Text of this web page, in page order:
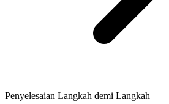
Penyelesaian Langkah demi Langkah